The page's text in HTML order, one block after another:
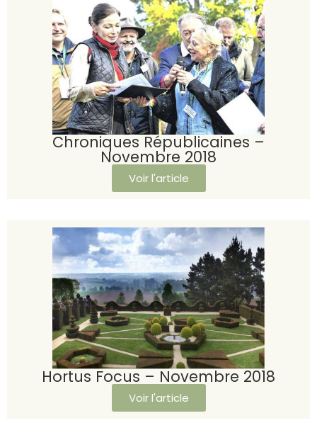
Chroniques Républicaines –
Novembre 2018
Voir l'article
Hortus Focus – Novembre 2018
Voir l'article